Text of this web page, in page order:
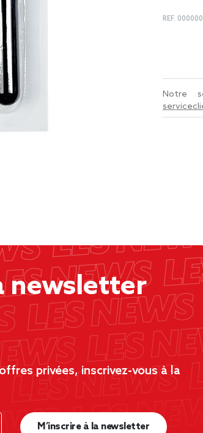
REF.
Notre
newsletter
privées, inscrivez-vous à la
M’inscrire à la newsletter